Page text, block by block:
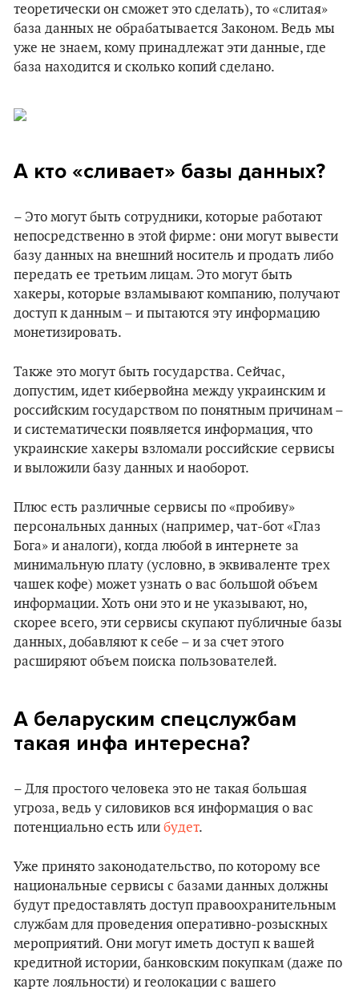
теоретически он сможет это сделать), то «слитая»
база данных не обрабатывается Законом. Ведь мы
уже не знаем, кому принадлежат эти данные, где
база находится и сколько копий сделано.
А кто «сливает» базы данных?
– Это могут быть сотрудники, которые работают
непосредственно в этой фирме: они могут вывести
базу данных на внешний носитель и продать либо
передать ее третьим лицам. Это могут быть
хакеры, которые взламывают компанию, получают
доступ к данным – и пытаются эту информацию
монетизировать.
Также это могут быть государства. Сейчас,
допустим, идет кибервойна между украинским и
российским государством по понятным причинам –
и систематически появляется информация, что
украинские хакеры взломали российские сервисы
и выложили базу данных и наоборот.
Плюс есть различные сервисы по «пробиву»
персональных данных (например, чат-бот «Глаз
Бога» и аналоги), когда любой в интернете за
минимальную плату (условно, в эквиваленте трех
чашек кофе) может узнать о вас большой объем
информации. Хоть они это и не указывают, но,
скорее всего, эти сервисы скупают публичные базы
данных, добавляют к себе – и за счет этого
расширяют объем поиска пользователей.
А беларуским спецслужбам
такая инфа интересна?
– Для простого человека это не такая большая
угроза, ведь у силовиков вся информация о вас
потенциально есть или будет.
Уже принято законодательство, по которому все
национальные сервисы с базами данных должны
будут предоставлять доступ правоохранительным
службам для проведения оперативно-розыскных
мероприятий. Они могут иметь доступ к вашей
кредитной истории, банковским покупкам (даже по
карте лояльности) и геолокации с вашего